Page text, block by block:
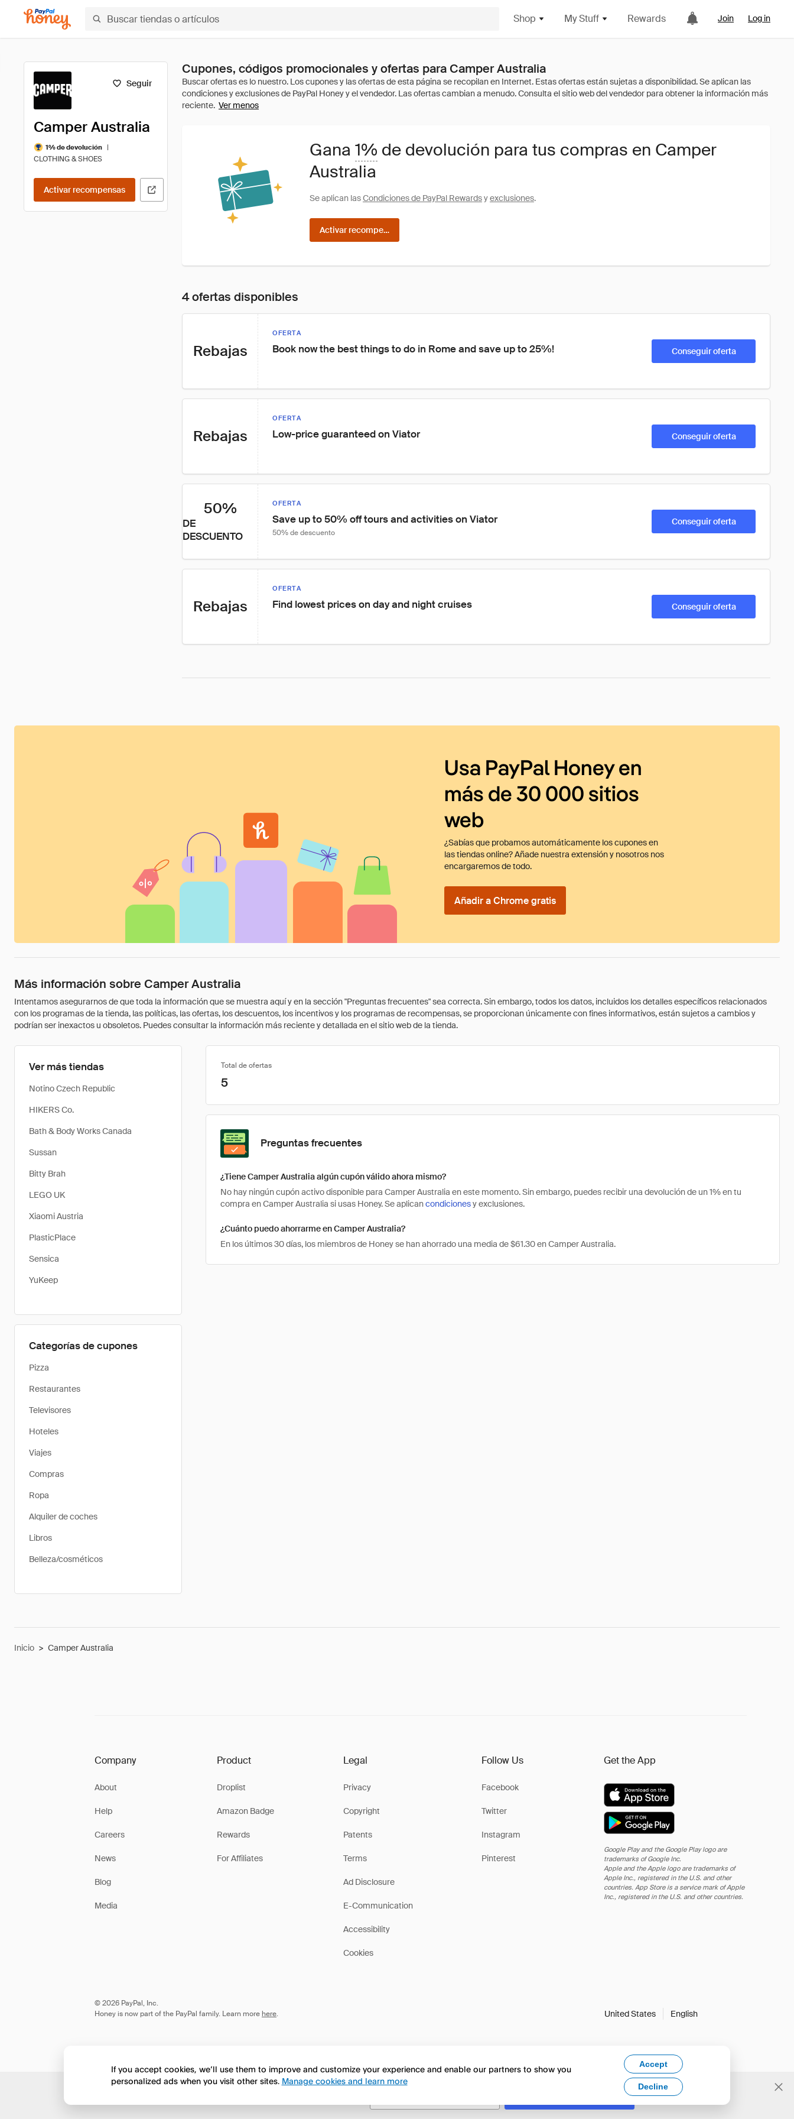
Shop My Stuff Rewards Join Log in
Seguir
Camper Australia
1% de devolución
|
CLOTHING & SHOES
Activar recompensas
Cupones, códigos promocionales y ofertas para Camper Australia
Ver menos
Gana 1% de devolución para tus compras en Camper
Australia
Se aplican lasCondiciones de PayPal Rewardsyexclusiones.
Activar recompensas
4 ofertas disponibles
Rebajas
OFERTA
Book now the best things to do in Rome and save up to 25%! Conseguir oferta
Rebajas
OFERTA
Low-price guaranteed on Viator Conseguir oferta
50%
DE
DESCUENTO
OFERTA
Save up to 50% off tours and activities on Viator
50% de descuento
Conseguir oferta
Rebajas
OFERTA
Find lowest prices on day and night cruises Conseguir oferta
Usa PayPal Honey en
más de 30 000 sitios
web
¿Sabías que probamos automáticamente los cupones en
las tiendas online? Añade nuestra extensión y nosotros nos
encargaremos de todo.
Añadir a Chrome gratis
Más información sobre Camper Australia
Intentamos asegurarnos de que toda la información que se muestra aquí y en la sección "Preguntas frecuentes" sea correcta. Sin embargo, todos los datos, incluidos los detalles específicos relacionados
con los programas de la tienda, las políticas, las ofertas, los descuentos, los incentivos y los programas de recompensas, se proporcionan únicamente con fines informativos, están sujetos a cambios y
podrían ser inexactos u obsoletos. Puedes consultar la información más reciente y detallada en el sitio web de la tienda.
Ver más tiendas
Notino Czech Republic
HIKERS Co.
Bath & Body Works Canada
Sussan
Bitty Brah
LEGO UK
Xiaomi Austria
PlasticPlace
Sensica
YuKeep
Categorías de cupones
Pizza
Restaurantes
Televisores
Hoteles
Viajes
Compras
Ropa
Alquiler de coches
Libros
Belleza/cosméticos
Total de ofertas
5
Preguntas frecuentes
¿Tiene Camper Australia algún cupón válido ahora mismo?
No hay ningún cupón activo disponible para Camper Australia en este momento. Sin embargo, puedes recibir una devolución de un 1% en tu
compra en Camper Australia si usas Honey. Se aplicancondicionesy exclusiones.
¿Cuánto puedo ahorrarme en Camper Australia?
En los últimos 30 días, los miembros de Honey se han ahorrado una media de $61.30 en Camper Australia.
Inicio > Camper Australia
Company
About
Help
Careers
News
Blog
Media
Product
Droplist
Amazon Badge
Rewards
For Affiliates
Legal
Privacy
Copyright
Patents
Terms
Ad Disclosure
E-Communication
Accessibility
Cookies
Follow Us
Facebook
Twitter
Instagram
Pinterest
Get the App
Google Play and the Google Play logo are
trademarks of Google Inc.
Apple and the Apple logo are trademarks of
Apple Inc., registered in the U.S. and other
countries. App Store is a service mark of Apple
Inc., registered in the U.S. and other countries.
© 2026 PayPal, Inc.
Honey is now part of the PayPal family. Learn more here. United States English
If you accept cookies, we’ll use them to improve and customize your experience and enable our partners to show you
personalized ads when you visit other sites. Manage cookies and learn more
Accept
Decline